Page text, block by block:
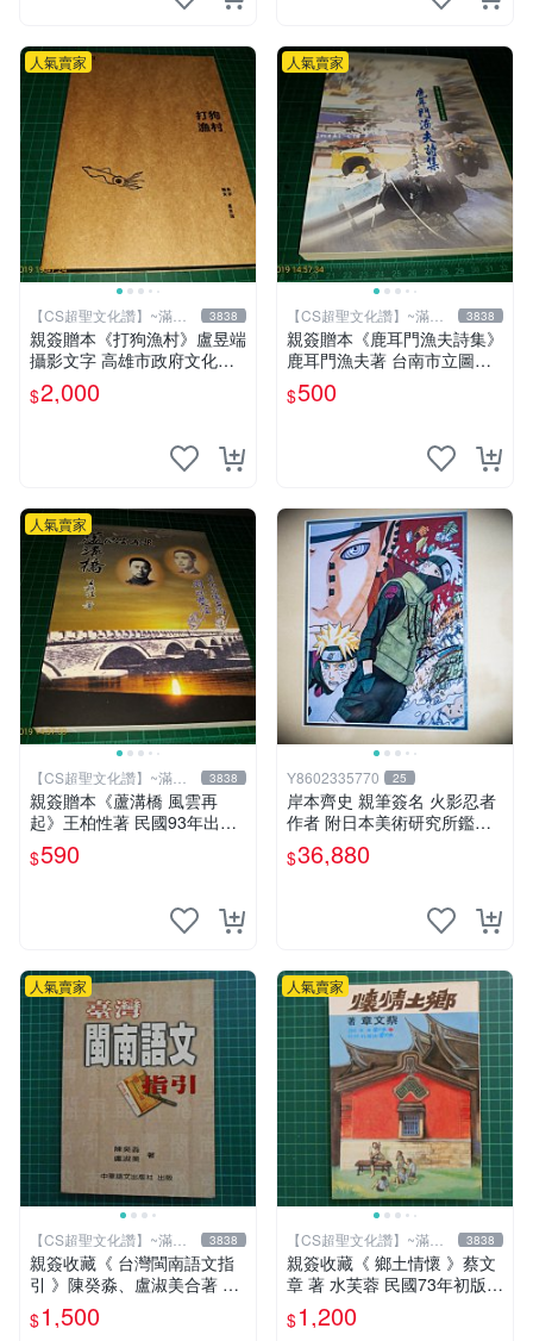
人氣賣家
【CS超聖文化讚】~滿千
元送運
3838
親簽贈本《打狗漁村》盧昱端
攝影文字 高雄市政府文化局
2013年初版 【CS超聖文化
讚】
$2,000
人氣賣家
【CS超聖文化讚】~滿千
元送運
3838
親簽贈本《鹿耳門漁夫詩集》
鹿耳門漁夫著 台南市立圖書
館 民國91年 【CS超聖文化
讚】
$500
人氣賣家
【CS超聖文化讚】~滿千
元送運
3838
親簽贈本《蘆溝橋 風雲再
起》王柏性著 民國93年出版
【CS超聖文化讚】
$590
Y8602335770 25
岸本齊史 親筆簽名 火影忍者
作者 附日本美術研究所鑑定
證明書 卡卡西 培英 鳴人 非
佐助 GEM Tsume 曉
$36,880
人氣賣家
【CS超聖文化讚】~滿千
元送運
3838
親簽收藏《 台灣閩南語文指
引 》陳癸淼、盧淑美合著 中
華語文 95成新【 CS超聖文
化2讚】
$1,500
人氣賣家
【CS超聖文化讚】~滿千
元送運
3838
親簽收藏《 鄉土情懷 》蔡文
章 著 水芙蓉 民國73年初版
【 CS超聖文化2讚】
$1,200